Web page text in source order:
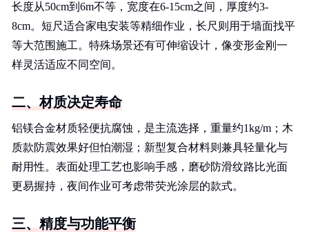
长度从50cm到6m不等，宽度在6-15cm之间，厚度约3-
8cm。短尺适合家电安装等精细作业，长尺则用于墙面找平
等大范围施工。特殊场景还有可伸缩设计，像变形金刚一
样灵活适应不同空间。
二、材质决定寿命
铝镁合金材质轻便抗腐蚀，是主流选择，重量约1kg/m；木
质款防震效果好但怕潮湿；新型复合材料则兼具轻量化与
耐用性。表面处理工艺也影响手感，磨砂防滑纹路比光面
更易握持，夜间作业可考虑带荧光涂层的款式。
三、精度与功能平衡